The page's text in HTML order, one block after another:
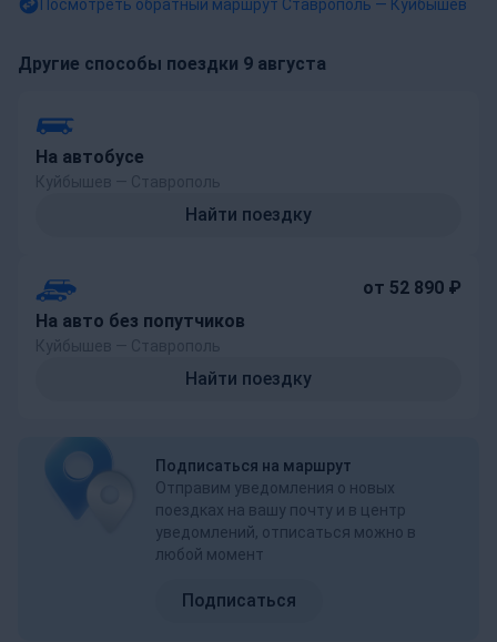
Посмотреть обратный маршрут Ставрополь — Куйбышев
Другие способы поездки 9 августа
На автобусе
Найти поездку
На авто без попутчиков
от 52 890 ₽
Найти поездку
Подписаться на маршрут
Отправим уведомления о новых
поездках на вашу почту и в центр
уведомлений, отписаться можно в
любой момент
Подписаться